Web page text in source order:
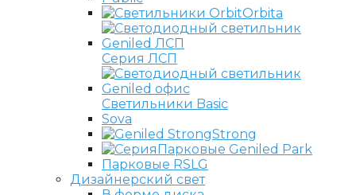
Orbita
Серия ЛСП
Светильники Basic
Sova
Strong
Парковые Geniled Park
Парковые RSLG
Дизайнерский свет